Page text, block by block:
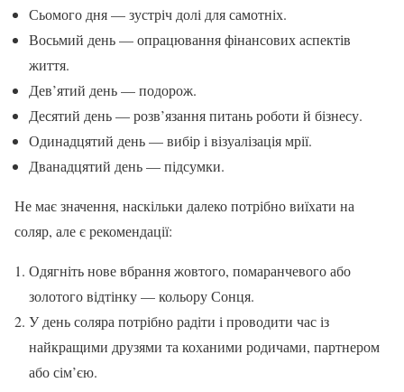
Сьомого дня — зустріч долі для самотніх.
Восьмий день — опрацювання фінансових аспектів
життя.
Дев’ятий день — подорож.
Десятий день — розв’язання питань роботи й бізнесу.
Одинадцятий день — вибір і візуалізація мрії.
Дванадцятий день — підсумки.
Не має значення, наскільки далеко потрібно виїхати на
соляр, але є рекомендації:
Одягніть нове вбрання жовтого, помаранчевого або
золотого відтінку — кольору Сонця.
У день соляра потрібно радіти і проводити час із
найкращими друзями та коханими родичами, партнером
або сім’єю.